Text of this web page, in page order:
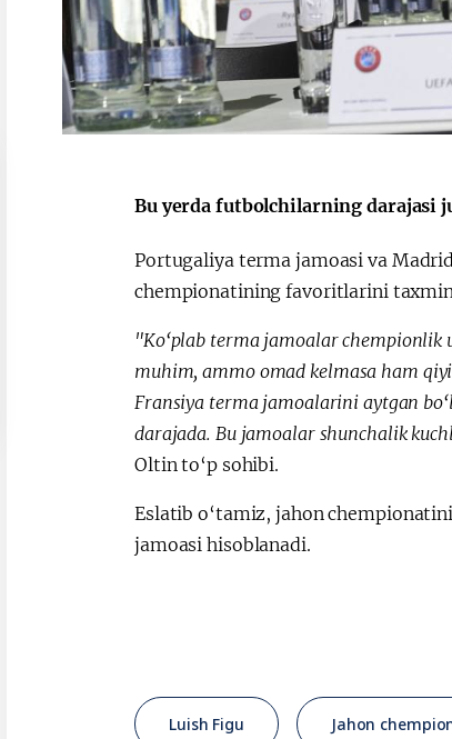
Поездки
Президента
Поручение
Президента – в
действии
Bu yerda futbolchilarning darajasi
Portugaliya terma jamoasi va
chempionatining favoritlarini
"Ko‘plab terma jamoalar
muhim, ammo omad kelmasa ham
Fransiya terma jamoalarini aytgan
darajada. Bu jamoalar shunchalik
Oltin to‘p sohibi.
Eslatib o‘tamiz, jahon
jamoasi hisoblanadi.
Luish Figu Jahon